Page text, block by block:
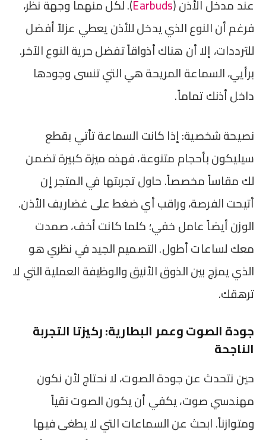
عند مدخل الأذن (Earbuds). لكل منهما وجهة نظر،
فرغم أن النوع الذي يدخل للأذن يعطي عزلاً أفضل
للترددات، إلا أن هناك أذواقاً تفضل حرية النوع الآخر.
برأيي، السماعة المريحة هي التي تنسى وجودها
داخل أذنك تماماً.
نصيحة شخصية: إذا كانت السماعة تأتي بقطع
سيليكون بأحجام متنوعة، فهذه ميزة كبيرة تضمن
لك مقاساً مخصصاً. حاول تجربتها في المتجر إن
أتيحت الفرصة، وراقب أي ضغط على غضاريف الأذن.
الوزن أيضاً عامل خفي؛ كلما كانت أخف، صمدت
معك لساعات أطول. التصميم الجيد في نظري هو
الذي يمزج بين الذوق الأنيق والوظيفة العملية التي لا
ترهقك.
جودة الصوت وعمر البطارية: ركيزتا التجربة
الناجحة
حين نتحدث عن جودة الصوت، لا نحتاج لأن نكون
مهندسي صوت، يكفي أن يكون الصوت نقياً
ومتوازناً. ابحث عن السماعات التي لا يطغى فيها